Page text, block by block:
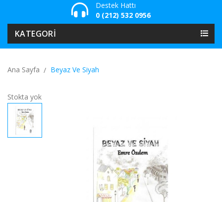
Destek Hattı
0 (212) 532 0956
KATEGORI
Ana Sayfa Beyaz Ve Siyah
Stokta yok